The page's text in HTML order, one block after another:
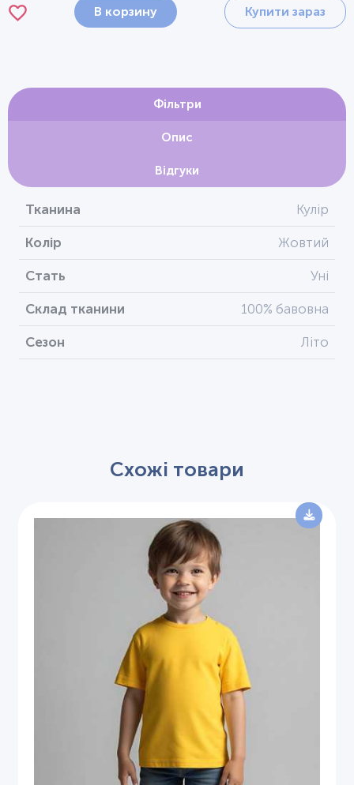
В корзину Купити зараз
Фільтри
Опис
Відгуки
Тканина Кулір
Колір Жовтий
Стать Уні
Склад тканини 100% бавовна
Сезон Літо
Схожі товари